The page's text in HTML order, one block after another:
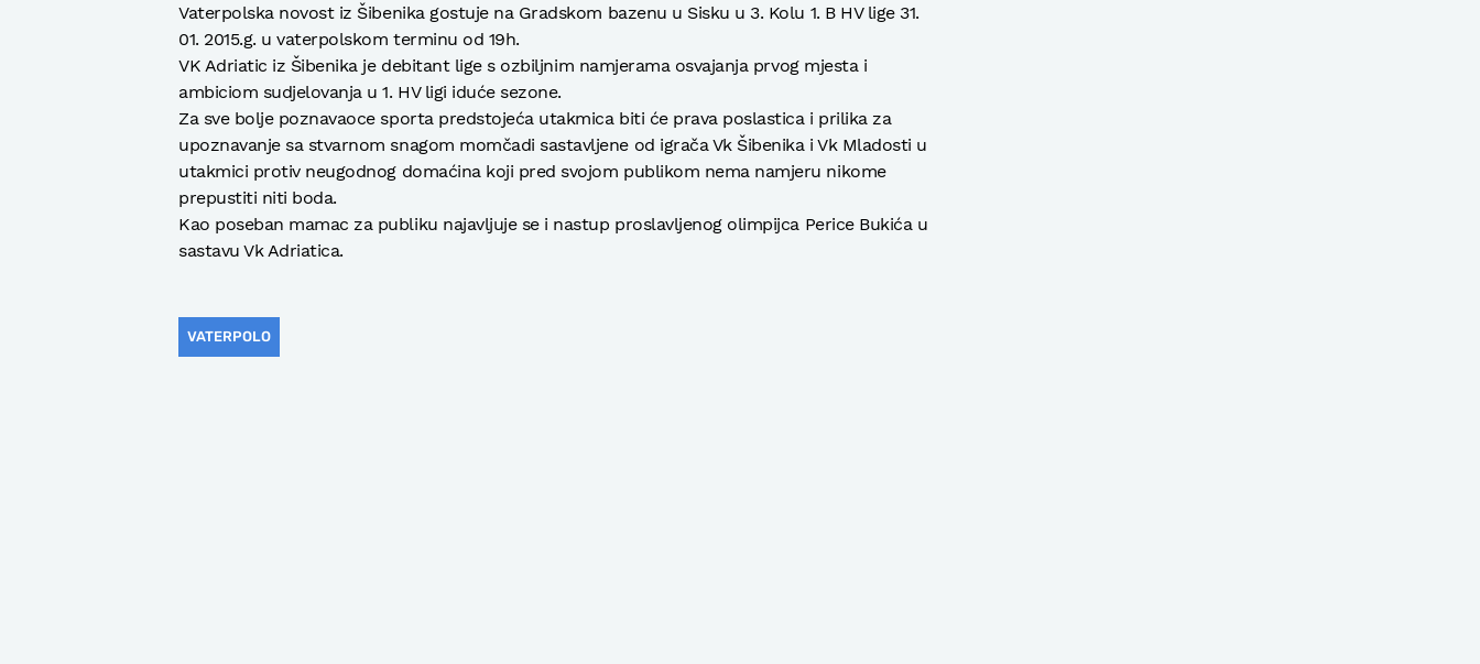
Vaterpolska novost iz Šibenika gostuje na Gradskom bazenu u Sisku u 3. Kolu 1. B HV lige 31.
01. 2015.g. u vaterpolskom terminu od 19h.
VK Adriatic iz Šibenika je debitant lige s ozbiljnim namjerama osvajanja prvog mjesta i
ambiciom sudjelovanja u 1. HV ligi iduće sezone.
Za sve bolje poznavaoce sporta predstojeća utakmica biti će prava poslastica i prilika za
upoznavanje sa stvarnom snagom momčadi sastavljene od igrača Vk Šibenika i Vk Mladosti u
utakmici protiv neugodnog domaćina koji pred svojom publikom nema namjeru nikome
prepustiti niti boda.
Kao poseban mamac za publiku najavljuje se i nastup proslavljenog olimpijca Perice Bukića u
sastavu Vk Adriatica.
VATERPOLO